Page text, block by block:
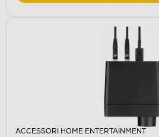
ACCESSORI HOME ENTERTAINMENT